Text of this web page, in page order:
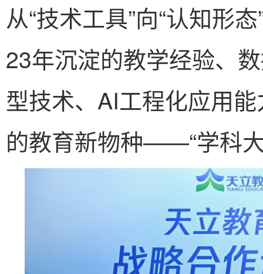
从“技术工具”向“认知形
23年沉淀的教学经验、
型技术、AI工程化应用
的教育新物种——“学科